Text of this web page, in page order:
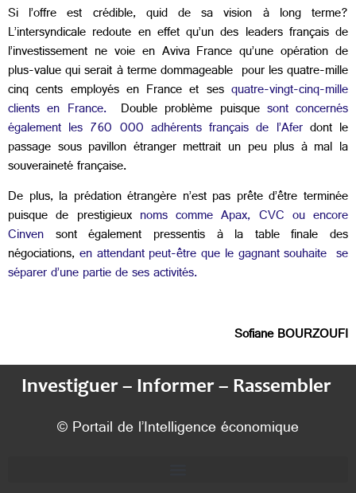
Si l’offre est crédible, quid de sa vision à long terme?
L’intersyndicale redoute en effet qu’un des leaders français de
l’investissement ne voie en Aviva France qu’une opération de
plus-value qui serait à terme dommageable pour les quatre-mille
cinq cents employés en France et ses quatre-vingt-cinq-mille
clients en France. Double problème puisque sont concernés
également les 760 000 adhérents français de l’Aferdont le
passage sous pavillon étranger mettrait un peu plus à mal la
souveraineté française.
De plus, la prédation étrangère n’est pas prête d’être terminée
puisque de prestigieux noms comme Apax, CVC ou encore
Cinven sont également pressentis à la table finale des
négociations,en attendant peut-être que le gagnant souhaite se
séparer d’une partie de ses activités.
Sofiane BOURZOUFI
Investiguer – Informer – Rassembler
© Portail de l’Intelligence économique